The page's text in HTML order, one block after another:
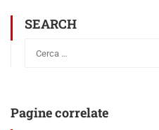
SEARCH
Pagine correlate